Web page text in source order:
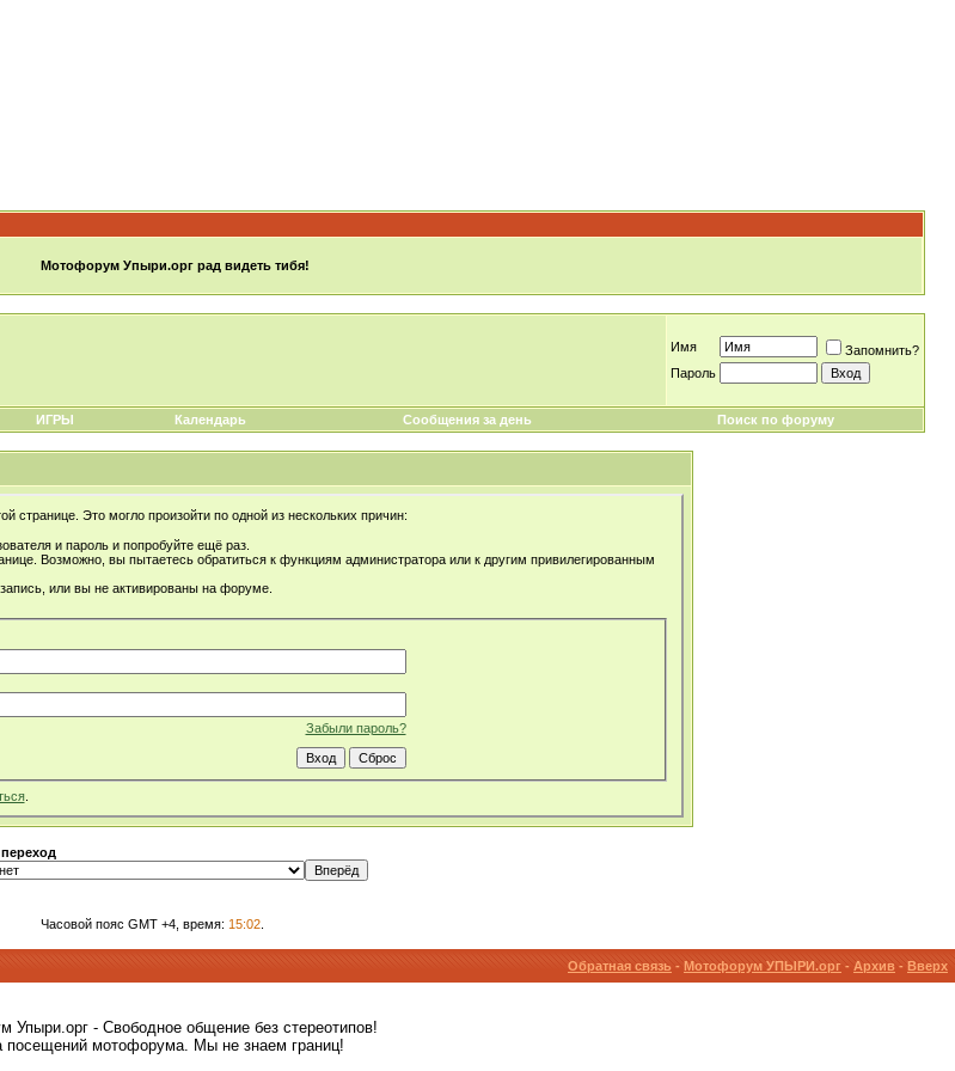
Мотофорум Упыри.орг рад видеть тибя!
Имя
Запомнить?
Пароль
ИГРЫ Календарь Сообщения за день Поиск по форуму
странице. Это могло произойти по одной из нескольких причин:
и пароль и попробуйте ещё раз.
Возможно, вы пытаетесь обратиться к функциям администратора или к другим привилегированным
или вы не активированы на форуме.
Забыли пароль?
.
Часовой пояс GMT +4, время: 15:02.
Обратная связь - Мотофорум УПЫРИ.орг - Архив - Вверх
Упыри.орг - Свободное общение без стереотипов!
посещений мотофорума. Мы не знаем границ!